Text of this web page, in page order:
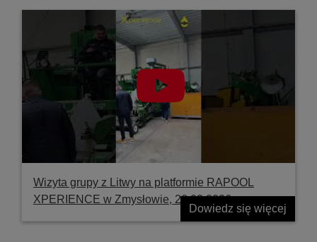
Wizyta grupy z Litwy na platformie RAPOOL
XPERIENCE w Zmysłowie, 26.03.2026
Dowiedz się więcej